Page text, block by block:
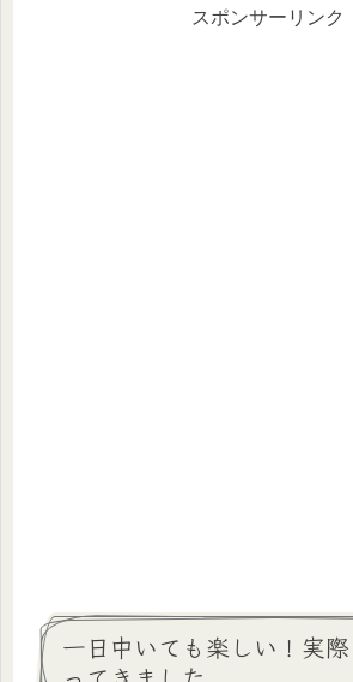
スポンサーリンク
一日中いても楽しい！実